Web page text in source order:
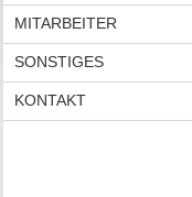
MITARBEITER
SONSTIGES
KONTAKT